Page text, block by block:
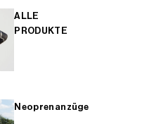
ALLE
PRODUKTE
Neoprenanzüge